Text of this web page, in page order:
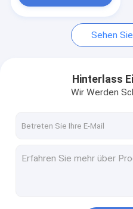
Haushalts-Reinigungs-
Edelstahl-Drahtbürsten
Sehen
Hinterlass
Wir Werden